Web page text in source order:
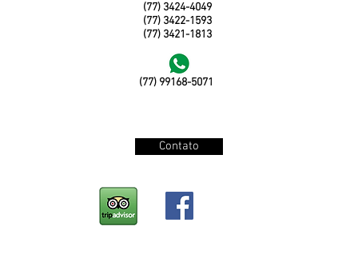
(77) 3424-4049
(77) 3422-1593
(77) 3421-1813
(77) 99168-5071
Contato